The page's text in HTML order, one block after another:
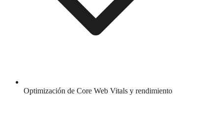
Optimización de Core Web Vitals y rendimiento